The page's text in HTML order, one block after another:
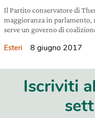
Il Partito conservatore di
maggioranza in parlamento,
serve un governo di
Esteri 8 giugno 2017
Iscriviti